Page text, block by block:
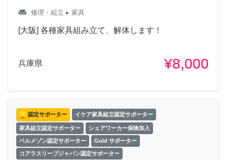
weekend 修理・組立 ▸ 家具
[大阪] 各種家具組み立て、解体します！
兵庫県 ¥8,000
認定サポーター イケア家具組立認定サポーター
家具組立認定サポーター シェアワーカー保険加入
ベルメゾン認定サポーター Gold サポーター
コアラスリープジャパン認定サポーター